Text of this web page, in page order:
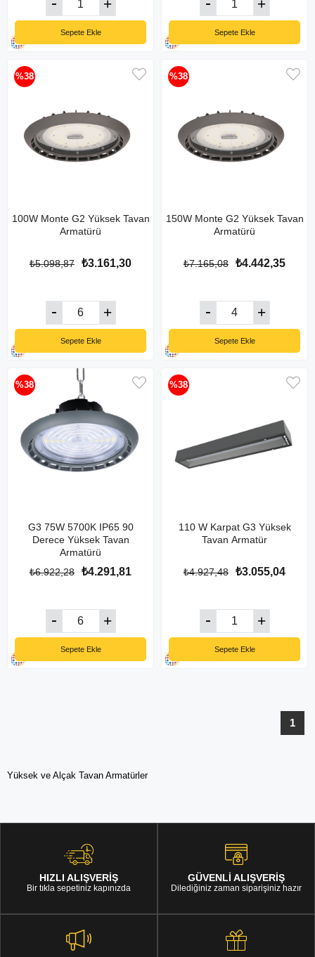
Sepete Ekle Sepete Ekle
100W Monte G2 Yüksek Tavan
Armatürü
₺3.161,30
₺5.098,87
Sepete Ekle
%38
150W Monte G2 Yüksek Tavan
Armatürü
₺4.442,35
₺7.165,08
Sepete Ekle
%38
G3 75W 5700K IP65 90
Derece Yüksek Tavan
Armatürü
₺4.291,81
₺6.922,28
Sepete Ekle
%38
110 W Karpat G3 Yüksek
Tavan Armatür
₺3.055,04
₺4.927,48
Sepete Ekle
%38
1
Yüksek ve Alçak Tavan Armatürler
HIZLI ALIŞVERİŞ
Bir tıkla sepetiniz kapınızda
GÜVENLİ ALIŞVERİŞ
Dilediğiniz zaman siparişiniz hazır